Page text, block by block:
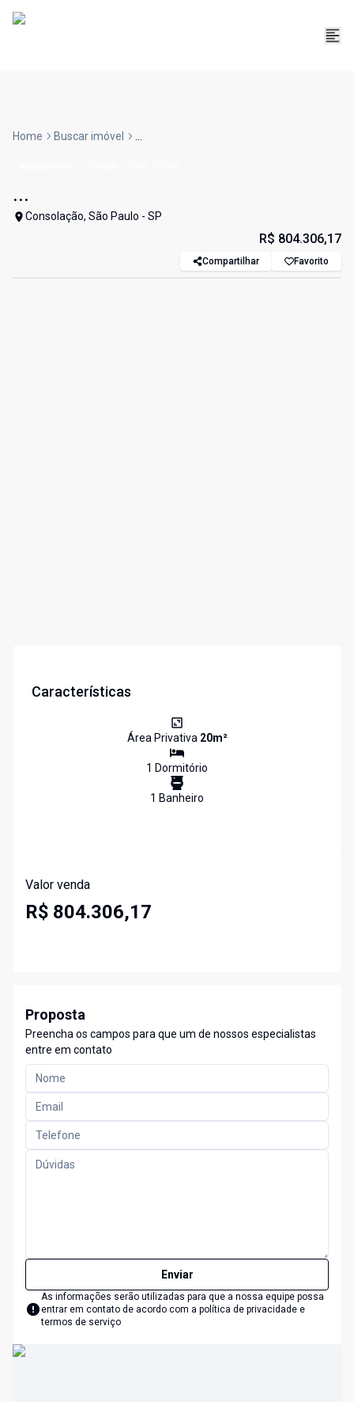
Home Buscar imóvel ...
...
Consolação, São Paulo - SP
R$ 804.306,17
Compartilhar Favorito
Características
Área Privativa 20m²
1 Dormitório
1 Banheiro
Valor venda
R$ 804.306,17
Proposta
Preencha os campos para que um de nossos especialistas
entre em contato
Enviar
As informações serão utilizadas para que a nossa equipe possa
entrar em contato de acordo com a política de privacidade e
termos de serviço